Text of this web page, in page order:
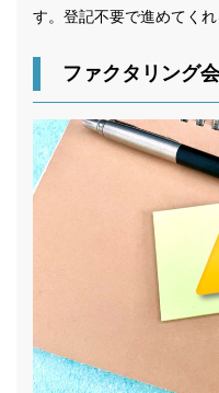
す。登記不要で進めてく
ファクタリング